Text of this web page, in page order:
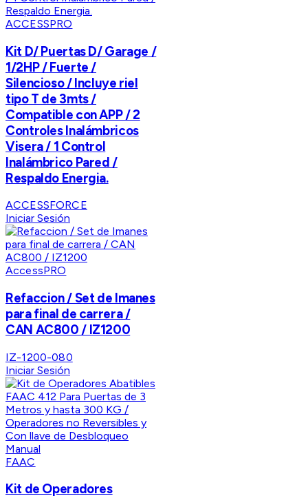
ACCESSPRO
Kit D/ Puertas D/ Garage /
1/2HP / Fuerte /
Silencioso / Incluye riel
tipo T de 3mts /
Compatible con APP / 2
Controles Inalámbricos
Visera / 1 Control
Inalámbrico Pared /
Respaldo Energia.
ACCESSFORCE
Iniciar Sesión
AccessPRO
Refaccion / Set de Imanes
para final de carrera /
CAN AC800 / IZ1200
IZ-1200-080
Iniciar Sesión
FAAC
Kit de Operadores